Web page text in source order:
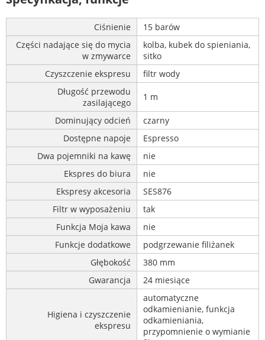
Ciśnienie
15 barów
Części nadające się do mycia
w zmywarce
kolba, kubek do spieniania,
sitko
Czyszczenie ekspresu
filtr wody
Długość przewodu
zasilającego
1 m
Dominujący odcień
czarny
Dostępne napoje
Espresso
Dwa pojemniki na kawę
nie
Ekspres do biura
nie
Ekspresy akcesoria
SES876
Filtr w wyposażeniu
tak
Funkcja Moja kawa
nie
Funkcje dodatkowe
podgrzewanie filiżanek
Głębokość
380 mm
Gwarancja
24 miesiące
Higiena i czyszczenie
ekspresu
automatyczne
odkamienianie, funkcja
odkamieniania,
przypomnienie o wymianie